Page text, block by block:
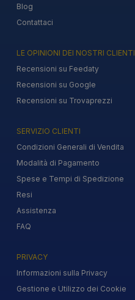
Blog
Contattaci
LE OPINIONI DEI NOSTRI CLIENTI
Recensioni su Feedaty
Recensioni su Google
Recensioni su Trovaprezzi
SERVIZIO CLIENTI
Condizioni Generali di Vendita
Modalità di Pagamento
Spese e Tempi di Spedizione
Resi
Assistenza
FAQ
PRIVACY
Informazioni sulla Privacy
Gestione e Utilizzo dei Cookie